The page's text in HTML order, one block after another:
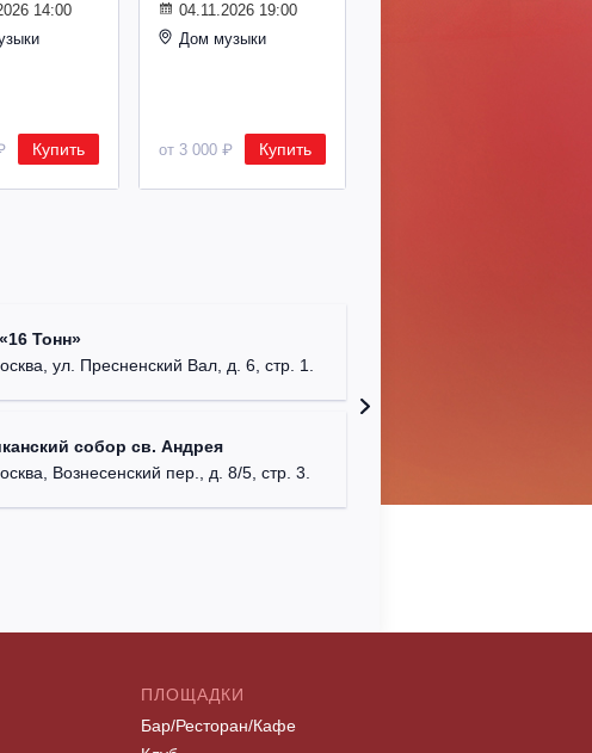
14:00
Купить
04.11.2026 19:00
Дом музыки
от 3 000 ₽ Купить
Тонн»
ул. Пресненский Вал, д. 6, стр. 1.
собор св. Андрея
Вознесенский пер., д. 8/5, стр. 3.
ПЛОЩАДКИ
Бар/Ресторан/Кафе